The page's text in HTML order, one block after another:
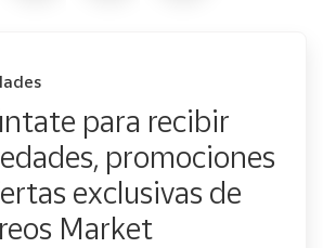
para recibir
promociones
exclusivas de
Market